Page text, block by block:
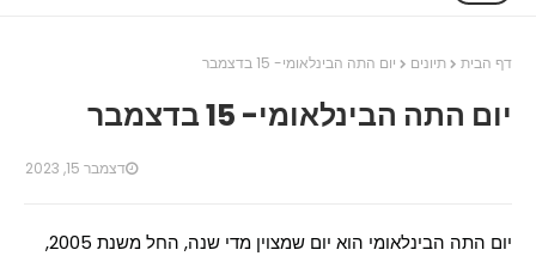
דף הבית תיונים יום התה הבינלאומי- 15 בדצמבר
יום התה הבינלאומי- 15 בדצמבר
דצמבר 15, 2023
יום התה הבינלאומי הוא יום שמצוין מדי שנה, החל משנת 2005,